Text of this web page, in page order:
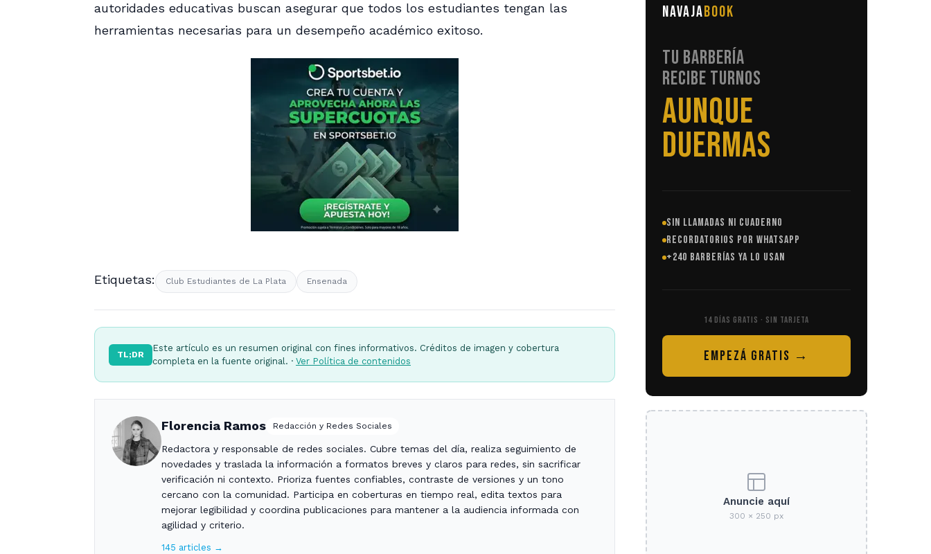
autoridades educativas buscan asegurar que todos los estudiantes tengan las
herramientas necesarias para un desempeño académico exitoso.
Etiquetas: Club Estudiantes de La Plata Ensenada
TL;DR
Este artículo es un resumen original con fines informativos. Créditos de imagen y cobertura
completa en la fuente original. · Ver Política de contenidos
Florencia Ramos Redacción y Redes Sociales
Redactora y responsable de redes sociales. Cubre temas del día, realiza seguimiento de
novedades y traslada la información a formatos breves y claros para redes, sin sacrificar
verificación ni contexto. Prioriza fuentes confiables, contraste de versiones y un tono
cercano con la comunidad. Participa en coberturas en tiempo real, edita textos para
mejorar legibilidad y coordina publicaciones para mantener a la audiencia informada con
agilidad y criterio.
145 articles →
NAVAJABOOK
TU BARBERÍA
RECIBE TURNOS
SIN LLAMADAS
SIN LLAMADAS NI CUADERNO
RECORDATORIOS POR WHATSAPP
+240 BARBERÍAS YA LO USAN
14 DÍAS GRATIS · SIN TARJETA
EMPEZÁ GRATIS →
Anuncie aquí
300 × 250 px